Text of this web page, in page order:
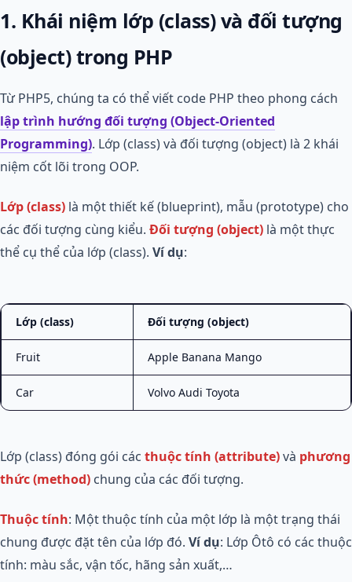
1. Khái niệm lớp (class) và đối tượng
(object) trong PHP
Từ PHP5, chúng ta có thể viết code PHP theo phong cách
lập trình hướng đối tượng (Object-Oriented
Programming). Lớp (class) và đối tượng (object) là 2 khái
niệm cốt lõi trong OOP.
Lớp (class) là một thiết kế (blueprint), mẫu (prototype) cho
các đối tượng cùng kiểu. Đối tượng (object) là một thực
thể cụ thể của lớp (class). Ví dụ:
Lớp (class) Đối tượng (object)
Fruit Apple Banana Mango
Car Volvo Audi Toyota
Lớp (class) đóng gói các thuộc tính (attribute)và phương
thức (method) chung của các đối tượng.
Thuộc tính: Một thuộc tính của một lớp là một trạng thái
chung được đặt tên của lớp đó. Ví dụ: Lớp Ôtô có các thuộc
tính: màu sắc, vận tốc, hãng sản xuất,…